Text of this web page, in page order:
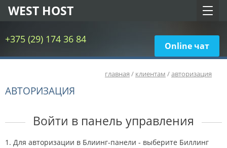
+375 (29) 174 36 84
Online чат
WEST HOST
главная / клиентам /авторизация
АВТОРИЗАЦИЯ
Войти в панель управления
1. Для авторизации в Блиинг-панели - выберите Биллинг